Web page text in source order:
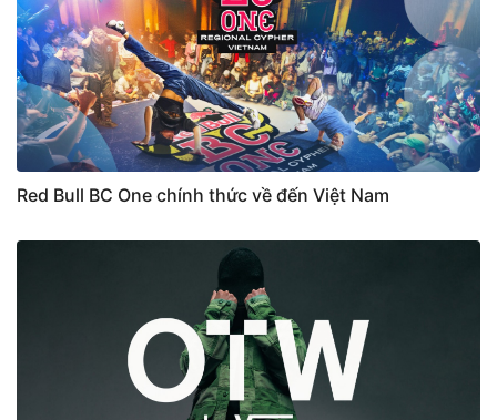
Red Bull BC One chính thức về đến Việt Nam